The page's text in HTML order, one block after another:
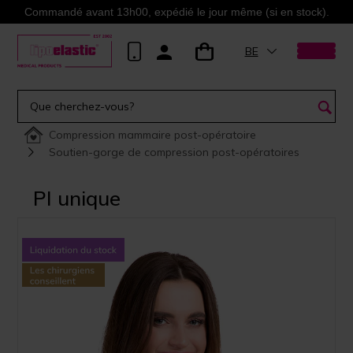
Commandé avant 13h00, expédié le jour même (si en stock).
BE
Compression mammaire post-opératoire
Soutien-gorge de compression post-opératoires
PI unique